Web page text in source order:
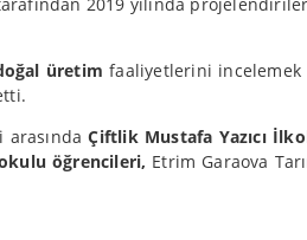
üretim faaliyetlerini incelemek
arasındaÇiftlik Mustafa Yazıcı
öğrencileri, Etrim Garaova